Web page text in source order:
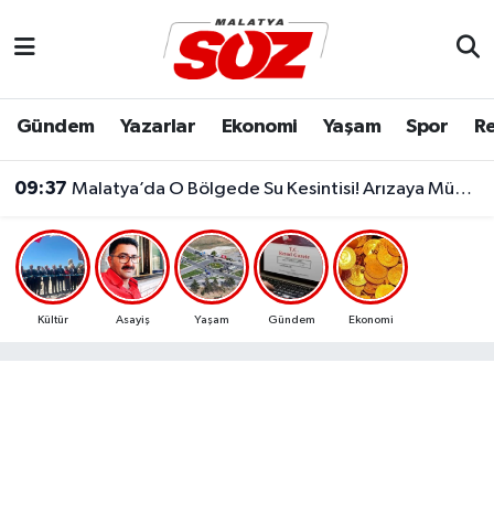
Gündem Yazarlar Ekonomi Yaşam Spor
09:37 Malatya’da O Bölgede Su Kesintisi! Arızaya Müdahale Ediliyor
Kültür Asayiş Yaşam Gündem Ekonomi
Dünya
Eğitim
Ekonomi
Malatya Nöbetçi Eczaneler
Malatya Namaz Vakitleri
Malatya Trafik Yoğunluk Haritası
Süper Lig Puan Durumu ve Fikstür